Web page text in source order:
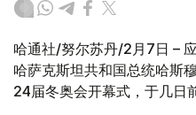
哈通社/努尔苏丹/2月7日 –
哈萨克斯坦共和国总统哈斯
24届冬奥会开幕式，于几日